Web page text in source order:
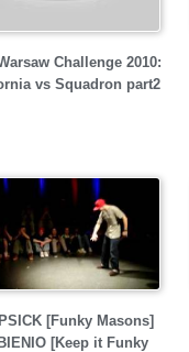
Challenge 2010:
vs Squadron part2
[Funky Masons]
[Keep it Funky